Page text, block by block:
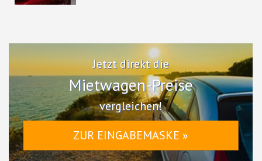
Jetzt direkt die
Mietwagen-Preise
vergleichen!
ZUR EINGABEMASKE »